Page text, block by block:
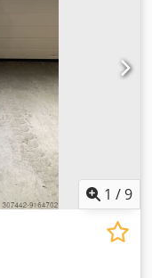
1 /9